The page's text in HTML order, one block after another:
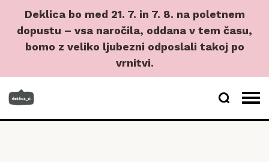
Deklica bo med 21. 7. in 7. 8. na poletnem
dopustu – vsa naročila, oddana v tem času,
bomo z veliko ljubezni odposlali takoj po
vrnitvi.